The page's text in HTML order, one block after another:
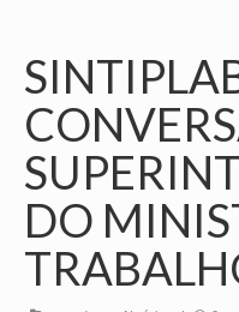
SINTIPLABI
CONHEÇA O
DIRETORIA
CONTATOS
ASSOCIE-SE
DO